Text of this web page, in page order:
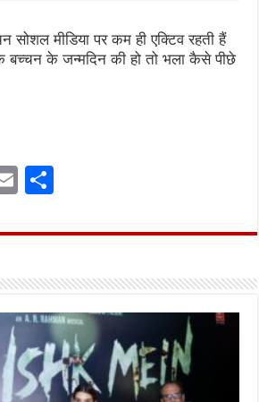
सोशल मीडिया पर कम ही एक्टिव रहती हैं
के जन्मदिन की हो तो भला कैसे पीछे
E
ai ar